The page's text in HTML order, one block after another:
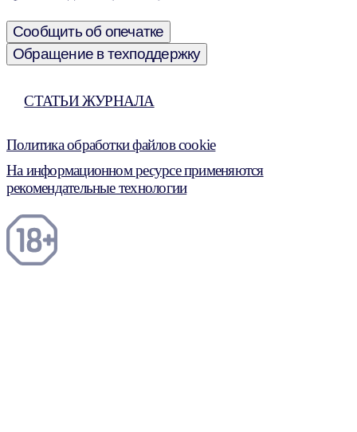
Сообщить об опечатке
Обращение в техподдержку
СТАТЬИ ЖУРНАЛА
Политика обработки файлов cookie
На информационном ресурсе применяются
рекомендательные технологии